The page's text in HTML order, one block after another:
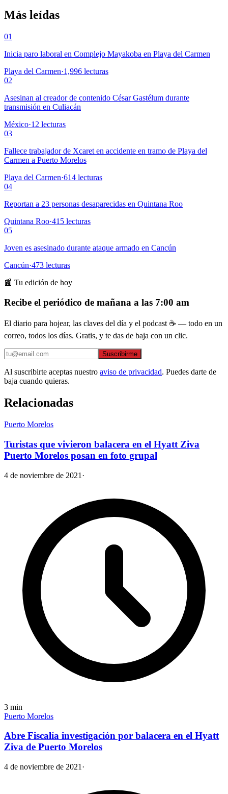
Más leídas
01
Inicia paro laboral en Complejo Mayakoba en Playa del Carmen
Playa del Carmen·1,996 lecturas
02
Asesinan al creador de contenido César Gastélum durante
transmisión en Culiacán
México·12 lecturas
03
Fallece trabajador de Xcaret en accidente en tramo de Playa del
Carmen a Puerto Morelos
Playa del Carmen·614 lecturas
04
Reportan a 23 personas desaparecidas en Quintana Roo
Quintana Roo·415 lecturas
05
Joven es asesinado durante ataque armado en Cancún
Cancún·473 lecturas
📰 Tu edición de hoy
Recibe el periódico de mañana a las 7:00 am
El diario para hojear, las claves del día y el podcast ☕ — todo en un
correo, todos los días. Gratis, y te das de baja con un clic.
Suscribirme
Al suscribirte aceptas nuestro aviso de privacidad. Puedes darte de
baja cuando quieras.
Relacionadas
Puerto Morelos
Turistas que vivieron balacera en el Hyatt Ziva
Puerto Morelos posan en foto grupal
4 de noviembre de 2021 ·
3 min
Puerto Morelos
Abre Fiscalía investigación por balacera en el Hyatt
Ziva de Puerto Morelos
4 de noviembre de 2021 ·